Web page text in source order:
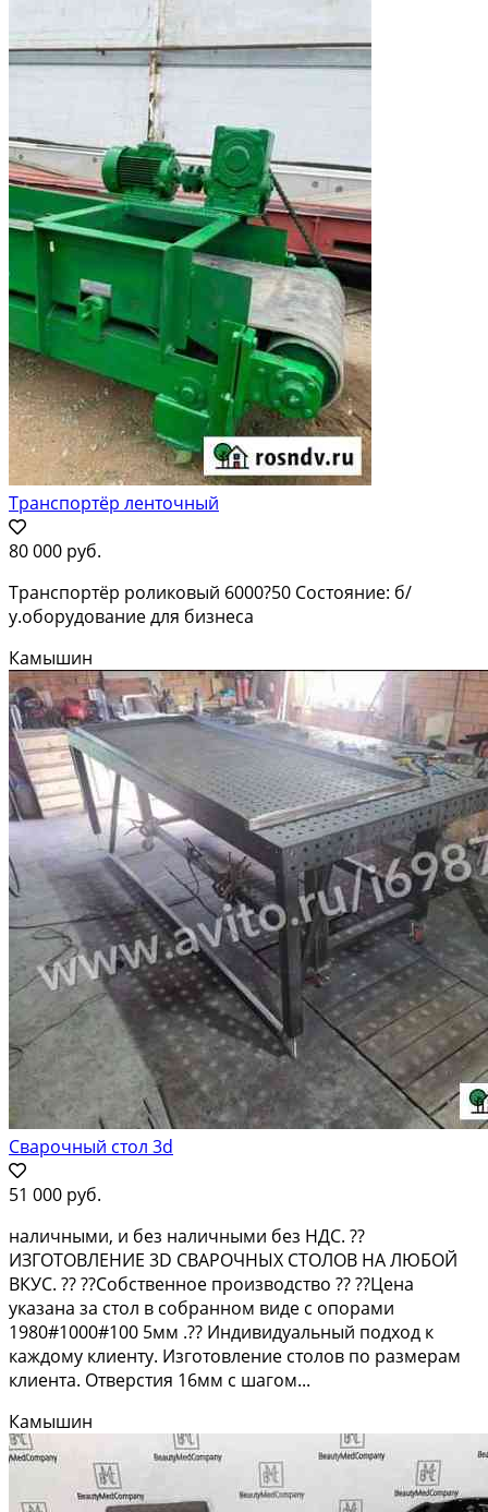
Транспортёр ленточный
80 000 руб.
Транспортёр роликовый 6000?50 Состояние: б/
у.оборудование для бизнеса
Камышин
Сварочный стол 3d
51 000 руб.
наличными, и без наличными без НДС. ??
ИЗГОТОВЛЕНИЕ 3D СВАРОЧНЫХ СТОЛОВ НА ЛЮБОЙ
ВКУС. ?? ??Собственное производство ?? ??Цена
указана за стол в собранном виде с опорами
1980#1000#100 5мм .?? Индивидуальный подход к
каждому клиенту. Изготовление столов по размерам
клиента. Отверстия 16мм с шагом...
Камышин